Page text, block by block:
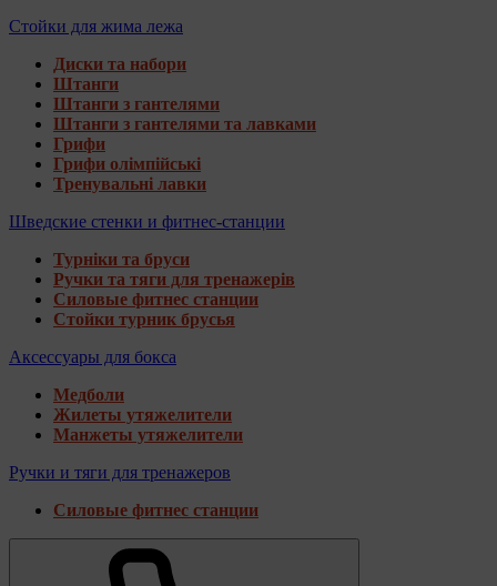
Стойки для жима лежа
Диски та набори
Штанги
Штанги з гантелями
Штанги з гантелями та лавками
Грифи
Грифи олімпійські
Тренувальні лавки
Шведские стенки и фитнес-станции
Турніки та бруси
Ручки та тяги для тренажерів
Силовые фитнес станции
Стойки турник брусья
Аксессуары для бокса
Медболи
Жилеты утяжелители
Манжеты утяжелители
Ручки и тяги для тренажеров
Силовые фитнес станции